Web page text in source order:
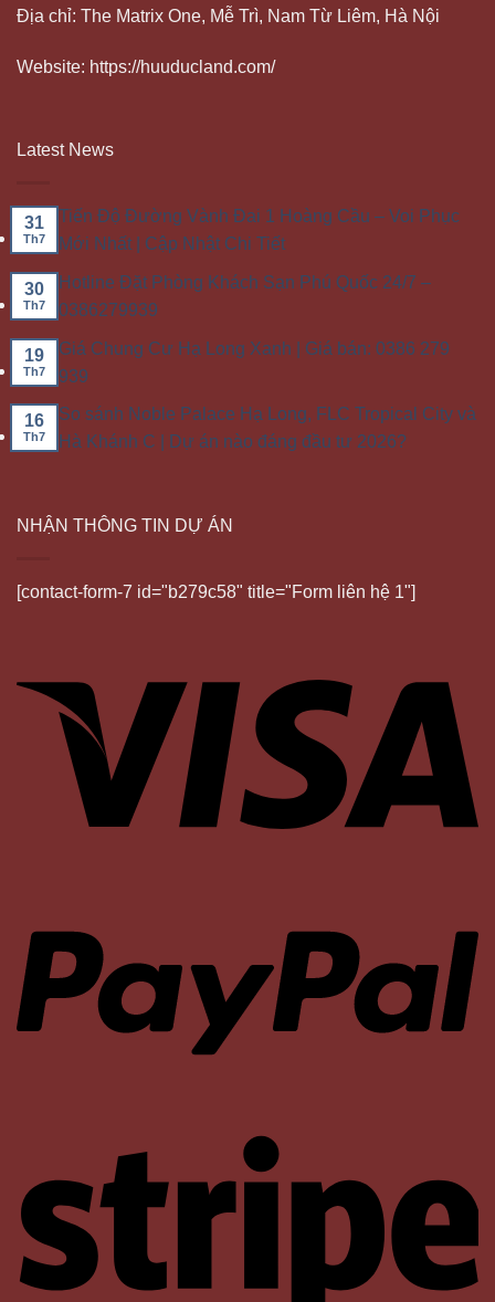
Địa chỉ: The Matrix One, Mễ Trì, Nam Từ Liêm, Hà Nội
Website: https://huuducland.com/
Latest News
31
Th7
Tiến Độ Đường Vành Đai 1 Hoàng Cầu – Voi Phục
Mới Nhất | Cập Nhật Chi Tiết
30
Th7
Hotline Đặt Phòng Khách Sạn Phú Quốc 24/7 –
0386279939
19
Th7
Giá Chung Cư Hạ Long Xanh | Giá bán: 0386 279
939
16
Th7
So sánh Noble Palace Hạ Long, FLC Tropical City và
Hà Khánh C | Dự án nào đáng đầu tư 2026?
NHẬN THÔNG TIN DỰ ÁN
[contact-form-7 id="b279c58" title="Form liên hệ 1"]